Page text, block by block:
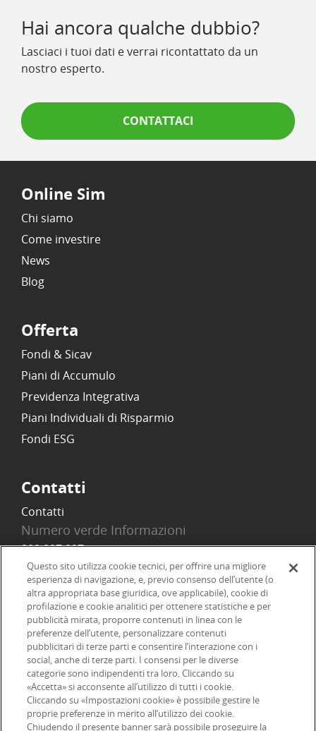
Hai ancora qualche dubbio?
Lasciaci i tuoi dati e verrai ricontattato da un
nostro esperto.
CONTATTACI
Online Sim
Chi siamo
Come investire
News
Blog
Offerta
Fondi & Sicav
Piani di Accumulo
Previdenza Integrativa
Piani Individuali di Risparmio
Fondi ESG
Contatti
Contatti
Numero verde Informazioni
800 097 097
Email
info@onlinesim.it
Social
©2026 Online SIM, società del gruppo bancario ERSEL - P.IVA
12927410154
Questo sito utilizza cookie tecnici, per offrire una migliore
esperienza di navigazione, e, previo consenso dell’utente (o
altra appropriata base giuridica, ove applicabile), cookie di
profilazione e cookie analitici per ottenere statistiche e per
pubblicità mirata, proporre contenuti in linea con le
preferenze dell’utente, personalizzare contenuti
pubblicitari di terze parti e consentire l’interazione con i
social, anche di terze parti. I consensi per le diverse
categorie sono indipendenti tra loro. Cliccando su
«Accetta» si acconsente all’utilizzo di tutti i cookie.
Cliccando su «Impostazioni cookie» è possibile gestire le
proprie preferenze in merito all’utilizzo dei cookie.
Chiudendo il presente banner sarà possibile proseguire la